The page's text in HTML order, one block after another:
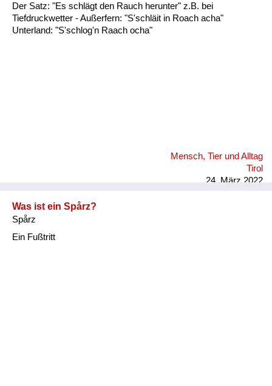
Der Satz: "Es schlägt den Rauch herunter" z.B. bei
Tiefdruckwetter - Außerfern: "S'schläit in Roach acha"
Unterland: "S'schlog'n Raach ocha"
Mensch, Tier und Alltag
Tirol
24. März 2022
Was ist ein Spårz?
Spårz
Ein Fußtritt